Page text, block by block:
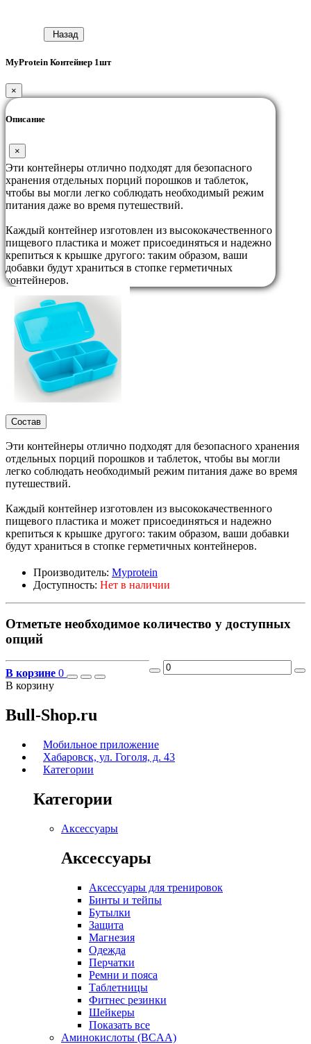
Назад
MyProtein Контейнер 1шт
×
Описание
×
Эти контейнеры отлично подходят для безопасного
хранения отдельных порций порошков и таблеток,
чтобы вы могли легко соблюдать необходимый режим
питания даже во время путешествий.
Каждый контейнер изготовлен из высококачественного
пищевого пластика и может присоединяться и надежно
крепиться к крышке другого: таким образом, ваши
добавки будут храниться в стопке герметичных
контейнеров.
Состав
Эти контейнеры отлично подходят для безопасного хранения
отдельных порций порошков и таблеток, чтобы вы могли
легко соблюдать необходимый режим питания даже во время
путешествий.
Каждый контейнер изготовлен из высококачественного
пищевого пластика и может присоединяться и надежно
крепиться к крышке другого: таким образом, ваши добавки
будут храниться в стопке герметичных контейнеров.
Производитель: Myprotein
Доступность: Нет в наличии
Отметьте необходимое количество у доступных
опций
В корзине 0
В корзину
Bull-Shop.ru
Мобильное приложение
Хабаровск, ул. Гоголя, д. 43
Категории
Категории
Аксессуары
Аксессуары
Аксессуары для тренировок
Бинты и тейпы
Бутылки
Защита
Магнезия
Одежда
Перчатки
Ремни и пояса
Таблетницы
Фитнес резинки
Шейкеры
Показать все
Аминокислоты (BCAA)